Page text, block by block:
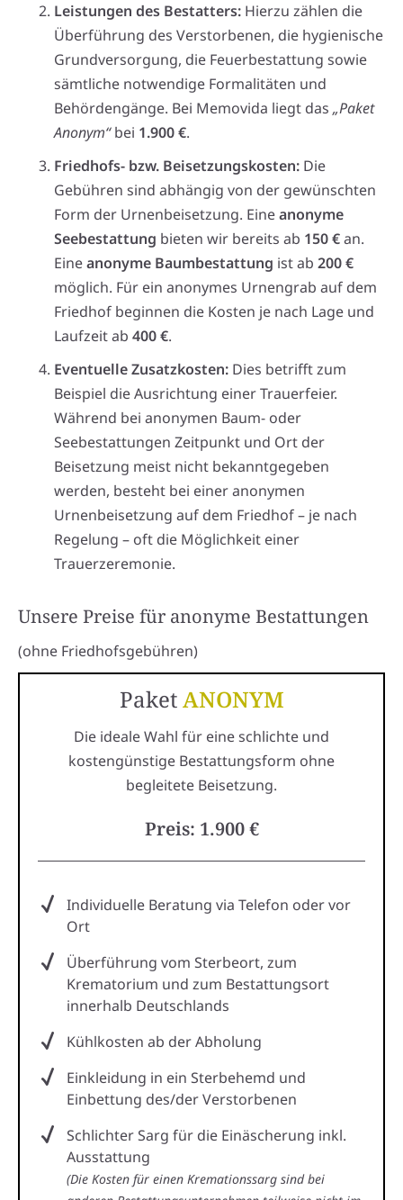
Leistungen des Bestatters: Hierzu zählen die
Überführung des Verstorbenen, die hygienische
Grundversorgung, die Feuerbestattung sowie
sämtliche notwendige Formalitäten und
Behördengänge. Bei Memovida liegt das „Paket
Anonym“bei 1.900 €.
Friedhofs- bzw. Beisetzungskosten: Die
Gebühren sind abhängig von der gewünschten
Form der Urnenbeisetzung. Eineanonyme
Seebestattung bieten wir bereits ab 150 €an.
Eineanonyme Baumbestattung ist ab 200 €
möglich. Für ein anonymes Urnengrab auf dem
Friedhof beginnen die Kosten je nach Lage und
Laufzeit ab 400 €.
Eventuelle Zusatzkosten: Dies betrifft zum
Beispiel die Ausrichtung einer Trauerfeier.
Während bei anonymen Baum- oder
Seebestattungen Zeitpunkt und Ort der
Beisetzung meist nicht bekanntgegeben
werden, besteht bei einer anonymen
Urnenbeisetzung auf dem Friedhof – je nach
Regelung – oft die Möglichkeit einer
Trauerzeremonie.
Unsere Preise für anonyme Bestattungen
(ohne Friedhofsgebühren)
PaketANONYM
Die ideale Wahl für eine schlichte und
kostengünstige Bestattungsform ohne
begleitete Beisetzung.
Preis: 1.900 €
Individuelle Beratung via Telefon oder vor
Ort
Überführung vom Sterbeort, zum
Krematorium und zum Bestattungsort
innerhalb Deutschlands
Kühlkosten ab der Abholung
Einkleidung in ein Sterbehemd und
Einbettung des/der Verstorbenen
Schlichter Sarg für die Einäscherung inkl.
Ausstattung
(Die Kosten für einen Kremationssarg sind bei